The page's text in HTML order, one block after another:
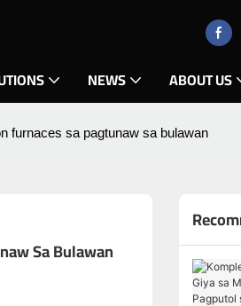
NEWS ABOUT US
furnaces sa pagtunaw sa bulawan
Sa Bulawan